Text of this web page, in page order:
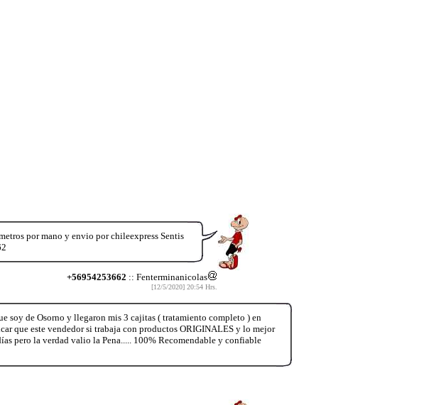
por mano y envio por chileexpress Sentis
+56954253662 :: Fenterminanicolas
[12/5/2020] 20:54 Hrs.
soy de Osorno y llegaron mis 3 cajitas ( tratamiento completo ) en
que este vendedor si trabaja con productos ORIGINALES y lo mejor
pero la verdad valio la Pena..... 100% Recomendable y confiable